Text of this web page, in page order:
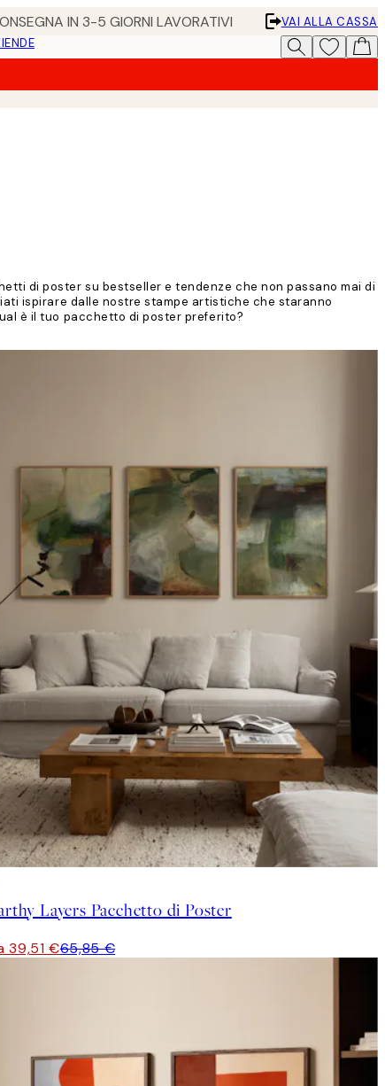
IN 3-5 GIORNI LAVORATIVI
VAI ALLA CASSA
di poster su bestseller e tendenze che non passano mai di
ispirare dalle nostre stampe artistiche che staranno
è il tuo pacchetto di poster preferito?
Layers Pacchetto di Poster
39,51 €65,85 €